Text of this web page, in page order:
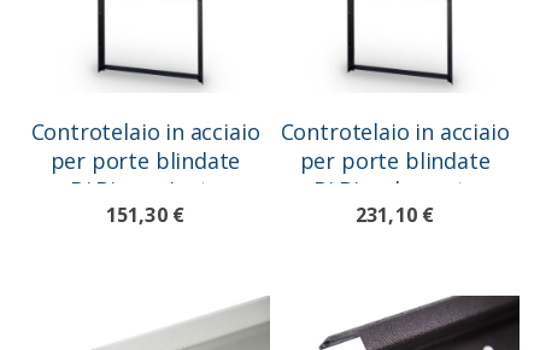
Controtelaio in acciaio
per porte blindate
Di.Bi. a un'anta
151,30 €
Controtelaio in acciaio
per porte blindate
Di.Bi. a due ante
231,10 €